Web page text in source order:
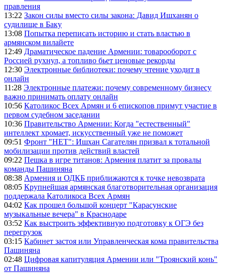
правления
13:22 Закон силы вместо силы закона: Давид Ишханян о
судилище в Баку
13:08 Попытка переписать историю и стать властью в
армянском вилайете
12:49 Драматическое падение Армении: товарооборот с
Россией рухнул, а топливо бьет ценовые рекорды
12:30 Электронные библиотеки: почему чтение уходит в
онлайн
11:28 Электронные платежи: почему современному бизнесу
важно принимать оплату онлайн
10:56 Католикос Всех Армян и 6 епископов примут участие в
первом судебном заседании
10:36 Правительство Армении: Когда "естественный"
интеллект хромает, искусственный уже не поможет
09:51 Фронт "НЕТ": Ишхан Сагателян призвал к тотальной
мобилизации против действий властей
09:22 Пешка в игре титанов: Армения платит за провалы
команды Пашиняна
08:38 Армения и ОДКБ приближаются к точке невозврата
08:05 Крупнейшая армянская благотворительная организация
поддержала Католикоса Всех Армян
04:02 Как прошел большой концерт "Карасунские
музыкальные вечера" в Краснодаре
03:52 Как выстроить эффективную подготовку к ОГЭ без
перегрузок
03:15 Кабинет застоя или Управленческая кома правительства
Пашиняна
02:48 Цифровая капитуляция Армении или "Троянский конь"
от Пашиняна